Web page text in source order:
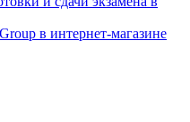
в интернет-магазине